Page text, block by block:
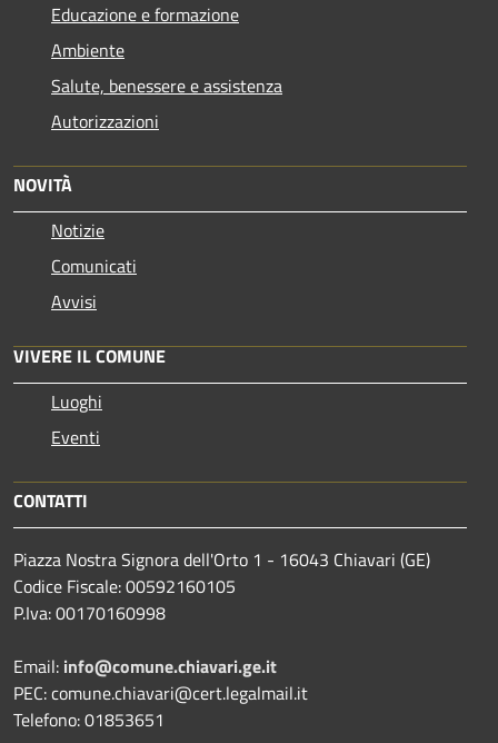
Educazione e formazione
Ambiente
Salute, benessere e assistenza
Autorizzazioni
NOVITÀ
Notizie
Comunicati
Avvisi
VIVERE IL COMUNE
Luoghi
Eventi
CONTATTI
Piazza Nostra Signora dell'Orto 1 - 16043 Chiavari (GE)
Codice Fiscale: 00592160105
P.Iva: 00170160998
Email: info@comune.chiavari.ge.it
PEC: comune.chiavari@cert.legalmail.it
Telefono: 01853651